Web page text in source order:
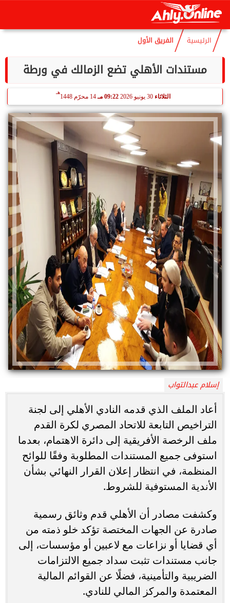
السبت
الرئيسية الفريق الأول
مستندات الأهلي تضع الزمالك في ورطة
الثلاثاء 30 يونيو 2026 09:22 مـ 14 محرّم 1448
هـ
إسلام عبدالتواب
أعاد الملف الذي قدمه النادي الأهلي إلى لجنة
التراخيص التابعة للاتحاد المصري لكرة القدم
ملف الرخصة الأفريقية إلى دائرة الاهتمام، بعدما
استوفى جميع المستندات المطلوبة وفقًا للوائح
المنظمة، في انتظار إعلان القرار النهائي بشأن
الأندية المستوفية للشروط.
وكشفت مصادر أن الأهلي قدم وثائق رسمية
صادرة عن الجهات المختصة تؤكد خلو ذمته من
أي قضايا أو نزاعات مع لاعبين أو مؤسسات، إلى
جانب مستندات تثبت سداد جميع الالتزامات
الضريبية والتأمينية، فضلًا عن القوائم المالية
المعتمدة والمركز المالي للنادي.